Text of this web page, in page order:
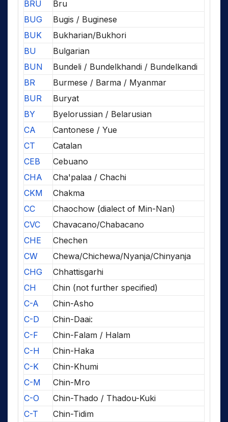
BRU
Bru
BUG
Bugis / Buginese
BUK
Bukharian/Bukhori
BU
Bulgarian
BUN
Bundeli / Bundelkhandi / Bundelkandi
BR
Burmese / Barma / Myanmar
BUR
Buryat
BY
Byelorussian / Belarusian
CA
Cantonese / Yue
CT
Catalan
CEB
Cebuano
CHA
Cha'palaa / Chachi
CKM
Chakma
CC
Chaochow (dialect of Min-Nan)
CVC
Chavacano/Chabacano
CHE
Chechen
CW
Chewa/Chichewa/Nyanja/Chinyanja
CHG
Chhattisgarhi
CH
Chin (not further specified)
C-A
Chin-Asho
C-D
Chin-Daai:
C-F
Chin-Falam / Halam
C-H
Chin-Haka
C-K
Chin-Khumi
C-M
Chin-Mro
C-O
Chin-Thado / Thadou-Kuki
C-T
Chin-Tidim